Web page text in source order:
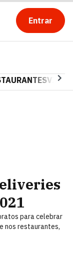
Entrar
para celebrar
nos restaurantes,